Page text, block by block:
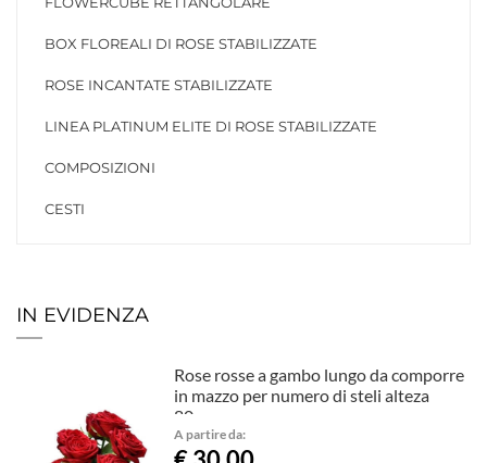
BOX FLOREALI DI ROSE STABILIZZATE
ROSE INCANTATE STABILIZZATE
LINEA PLATINUM ELITE DI ROSE STABILIZZATE
COMPOSIZIONI
CESTI
IN EVIDENZA
Rose rosse a gambo lungo da comporre
in mazzo per numero di steli alteza
80cm
A partire da: